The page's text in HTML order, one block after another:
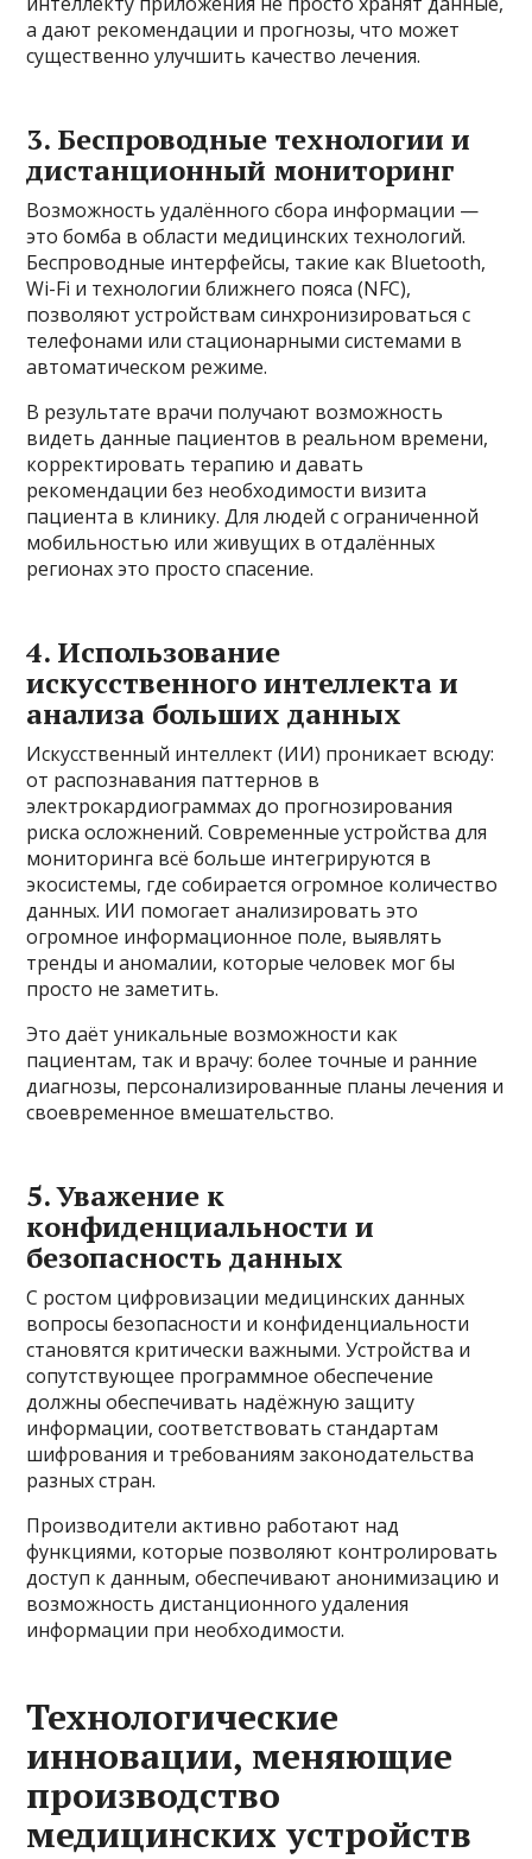
а дают рекомендации и прогнозы, что может
существенно улучшить качество лечения.
3. Беспроводные технологии и
дистанционный мониторинг
Возможность удалённого сбора информации —
это бомба в области медицинских технологий.
Беспроводные интерфейсы, такие как Bluetooth,
Wi-Fi и технологии ближнего пояса (NFC),
позволяют устройствам синхронизироваться с
телефонами или стационарными системами в
автоматическом режиме.
В результате врачи получают возможность
видеть данные пациентов в реальном времени,
корректировать терапию и давать
рекомендации без необходимости визита
пациента в клинику. Для людей с ограниченной
мобильностью или живущих в отдалённых
регионах это просто спасение.
4. Использование
искусственного интеллекта и
анализа больших данных
Искусственный интеллект (ИИ) проникает всюду:
от распознавания паттернов в
электрокардиограммах до прогнозирования
риска осложнений. Современные устройства для
мониторинга всё больше интегрируются в
экосистемы, где собирается огромное количество
данных. ИИ помогает анализировать это
огромное информационное поле, выявлять
тренды и аномалии, которые человек мог бы
просто не заметить.
Это даёт уникальные возможности как
пациентам, так и врачу: более точные и ранние
диагнозы, персонализированные планы лечения и
своевременное вмешательство.
5. Уважение к
конфиденциальности и
безопасность данных
С ростом цифровизации медицинских данных
вопросы безопасности и конфиденциальности
становятся критически важными. Устройства и
сопутствующее программное обеспечение
должны обеспечивать надёжную защиту
информации, соответствовать стандартам
шифрования и требованиям законодательства
разных стран.
Производители активно работают над
функциями, которые позволяют контролировать
доступ к данным, обеспечивают анонимизацию и
возможность дистанционного удаления
информации при необходимости.
Технологические
инновации, меняющие
производство
медицинских устройств